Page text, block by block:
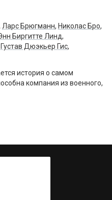
Ларс Брюгманн, Николас Бро,
Биргитте Линд,
Густав Дюэкьер Гис,
история о самом
компания из военного,